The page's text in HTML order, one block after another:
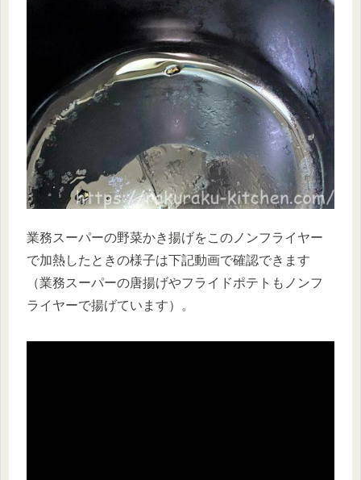
業務スーパーの野菜かき揚げをこのノンフライヤー
で加熱したときの様子は下記動画で確認できます
（業務スーパーの唐揚げやフライドポテトもノンフ
ライヤーで揚げています）。